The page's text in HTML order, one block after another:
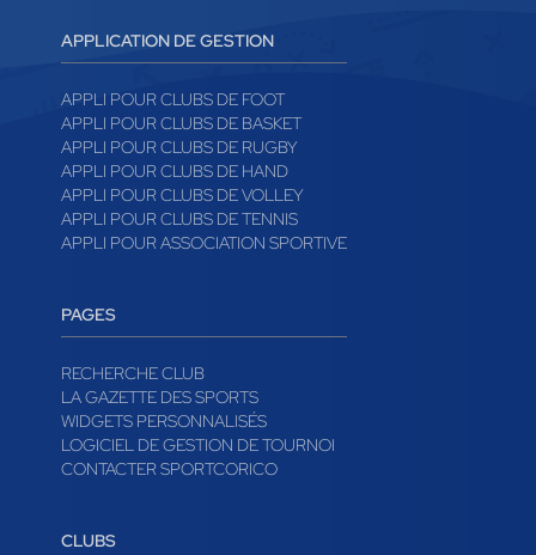
APPLICATION DE GESTION
APPLI POUR CLUBS DE FOOT
APPLI POUR CLUBS DE BASKET
APPLI POUR CLUBS DE RUGBY
APPLI POUR CLUBS DE HAND
APPLI POUR CLUBS DE VOLLEY
APPLI POUR CLUBS DE TENNIS
APPLI POUR ASSOCIATION SPORTIVE
PAGES
RECHERCHE CLUB
LA GAZETTE DES SPORTS
WIDGETS PERSONNALISÉS
LOGICIEL DE GESTION DE TOURNOI
CONTACTER SPORTCORICO
CLUBS